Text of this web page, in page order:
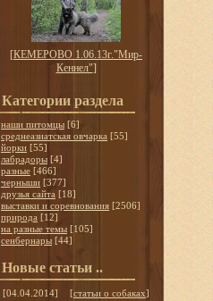
[КЕМЕРОВО 1.06.13г."Мир-
Кеннел"]
Категории раздела
наши питомцы [6]
среднеазиатская овчарка [55]
йорки [55]
лабрадоры [4]
разные [466]
черныши [377]
друзья сайта [18]
выставки и соревнования [2506]
природа [12]
на разные темы [105]
сенбернары [44]
Новые статьи ..
[04.04.2014] [статьи о собаках]